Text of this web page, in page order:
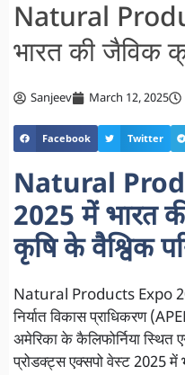
Natural
भारत की जैविक
Sanjeev March 12, 2025
Facebook Twitter
Natural
2025 में भारत
कृषि के वैश्विक
Natural Products Expo
निर्यात विकास प्राधिकरण
अमेरिका के कैलिफोर्निया
प्रोडक्ट्स एक्सपो वेस्ट 2025 में